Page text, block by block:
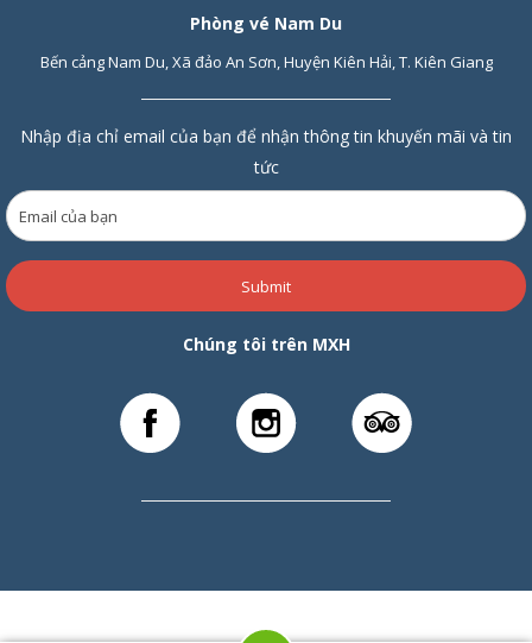
Phòng vé Nam Du
Bến cảng Nam Du, Xã đảo An Sơn, Huyện Kiên Hải, T. Kiên Giang
Nhập địa chỉ email của bạn để nhận thông tin khuyến mãi và tin
tức
Submit
Chúng tôi trên MXH